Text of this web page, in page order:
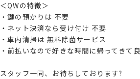
＜QWの特徴＞
・鍵の預かりは 不要
・ネット決済なら受け付け 不要
・車内清掃は 無料除菌サービス
・前払いなので好きな時間に帰ってきて
スタッフ一同、お待ちしております?